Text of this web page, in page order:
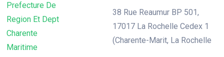
Prefecture De
Region Et Dept
Charente
Maritime
38 Rue Reaumur BP 501,
17017 La Rochelle Cedex 1
(Charente-Marit, La Rochelle